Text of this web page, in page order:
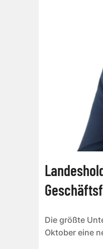
Die größte
Oktober eine